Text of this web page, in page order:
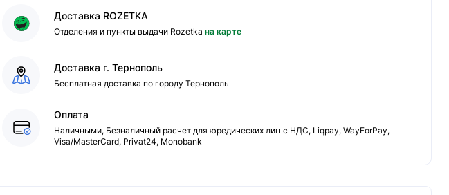
Доставка ROZETKA
Отделения и пункты выдачи Rozetka на карте
Доставка г. Тернополь
Бесплатная доставка по городу Тернополь
Оплата
Наличными, Безналичный расчет для юредических лиц с НДС, Liqpay, WayForPay,
Visa/MasterCard, Privat24, Monobank